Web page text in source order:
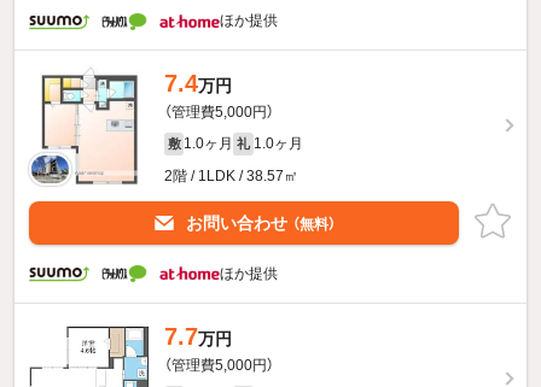
ほか提供
7.4万円
（管理費5,000円）
敷 1.0ヶ月 礼 1.0ヶ月
2階 / 1LDK / 38.57㎡
お問い合わせ （無料）
ほか提供
7.7万円
（管理費5,000円）